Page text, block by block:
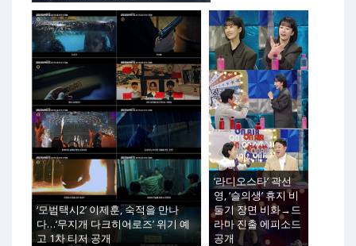
‘모범택시2’ 이제훈, 숙적을 만나
다…‘무지개 다크히어로즈’ 위기 예
고 1차 티저 공개
‘라디오스타’ 곽선
영, ‘슬의생’ 휴지 비
둘기 장면 비화→드
라마 진출 에피소드
공개